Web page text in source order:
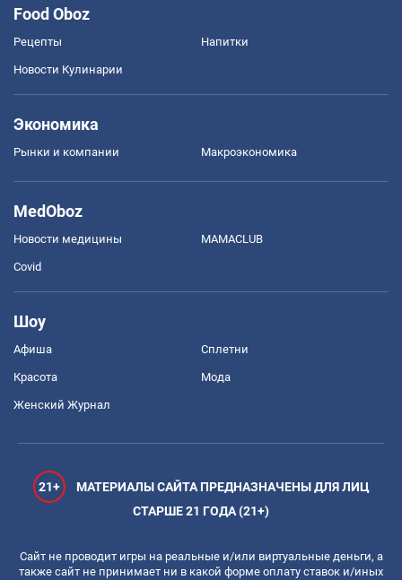
Food Oboz
Рецепты Напитки
Новости Кулинарии
Экономика
Рынки и компании Mакроэкономика
MedOboz
Новости медицины MAMACLUB
Covid
Шоу
Афиша Сплетни
Красота Мода
Женский Журнал
21+
МАТЕРИАЛЫ САЙТА ПРЕДНАЗНАЧЕНЫ ДЛЯ ЛИЦ
СТАРШЕ 21 ГОДА (21+)
Сайт не проводит игры на реальные и/или виртуальные деньги, а
также сайт не принимает ни в какой форме оплату ставок и/иных